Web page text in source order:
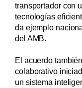
transportador con
tecnologías
da ejemplo
del AMB.
El acuerdo
colaborativo
un sistema